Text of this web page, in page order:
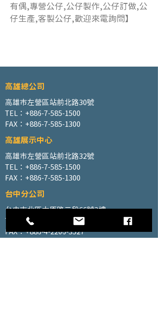
有偶,專營公仔,公仔製作,公仔訂做,公
仔生產,客製公仔,歡迎來電詢問】
高雄總公司
高雄市左營區站前北路30號
TEL：+886-7-585-1500
FAX：+886-7-585-1300
高雄展示中心
高雄市左營區站前北路32號
TEL：+886-7-585-1500
FAX：+886-7-585-1300
台中分公司
台中市北區太原路二段66號3樓
TEL：+886-4-2202-5660
FAX：+886-4-2206-3527